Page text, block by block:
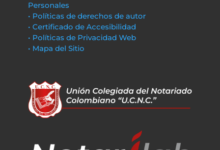
Personales
• Políticas de derechos de autor
• Certificado de Accesibilidad
• Políticas de Privacidad Web
• Mapa del Sitio